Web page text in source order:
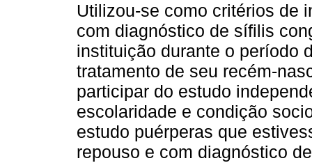
Utilizou-se como critérios de
com diagnóstico de sífilis
instituição durante o período
tratamento de seu recém-
participar do estudo
escolaridade e condição
estudo puérperas que
repouso e com diagnóstico